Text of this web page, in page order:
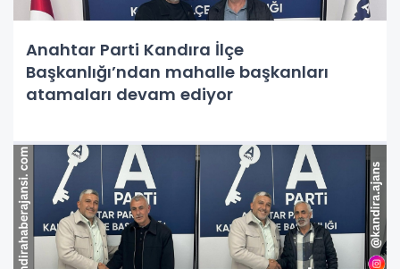
Anahtar Parti Kandıra İlçe
Başkanlığı’ndan mahalle başkanları
atamaları devam ediyor